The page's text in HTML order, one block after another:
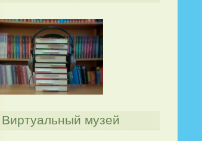
Виртуальный музей